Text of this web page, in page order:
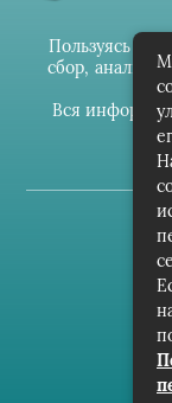
Пользуясь
сбор, анализ
Вся